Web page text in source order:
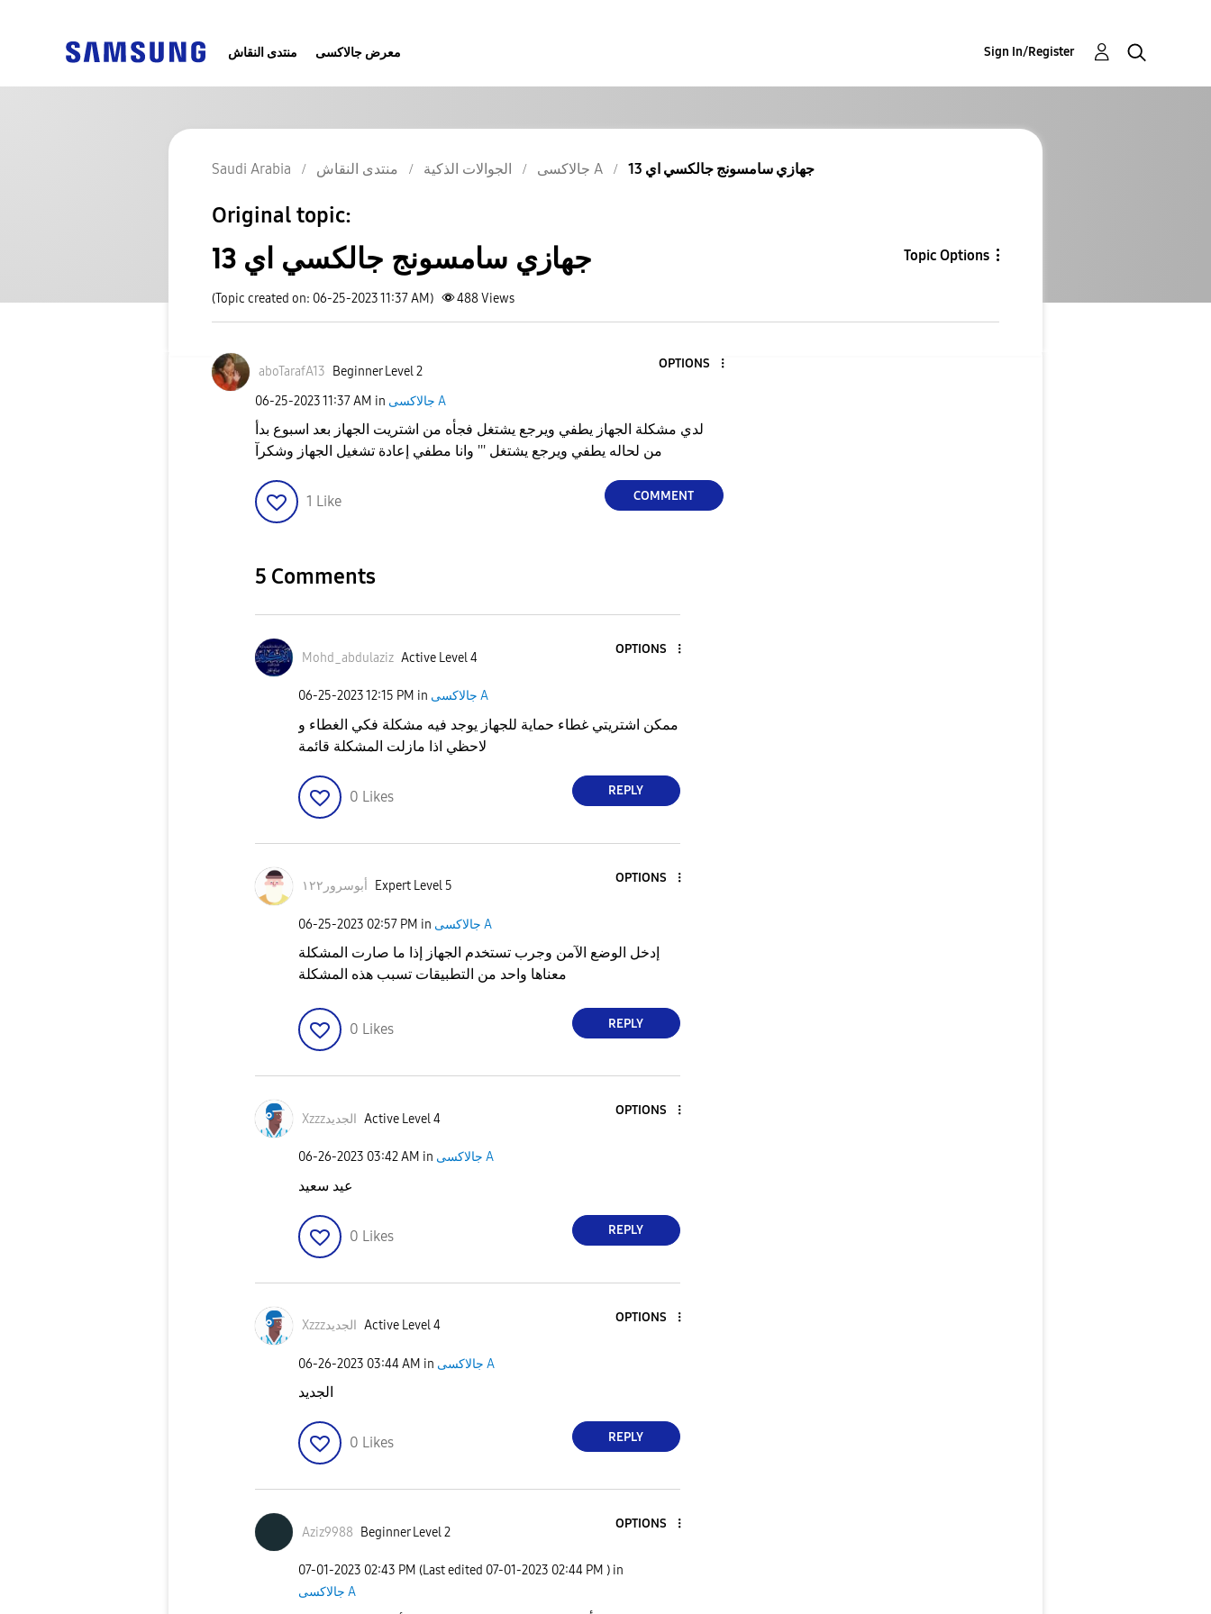
منتدى النقاش معرض جالاكسى Sign In/Register
Saudi Arabia منتدى النقاش الجوالات الذكية جالاكسى A جهازي سامسونج جالكسي اي 13
Original topic:
جهازي سامسونج جالكسي اي 13 Topic Options
(Topic created on: 06-25-2023 11:37 AM) 488Views
aboTarafA13 Beginner Level 2
OPTIONS
‎06-25-202311:37 AM in جالاكسى A
لدي مشكلة الجهاز يطفي ويرجع يشتغل فجأه من اشتريت الجهاز بعد اسبوع بدأ
1 Like COMMENT
5 Comments
Mohd_abdulaziz Active Level 4
OPTIONS
‎06-25-202312:15 PM in جالاكسى A
ممكن اشتريتي غطاء حماية للجهاز يوجد فيه مشكلة فكي الغطاء و
لاحظي اذا مازلت المشكلة قائمة
0 Likes REPLY
أبوسرور١٢٢ Expert Level 5
OPTIONS
‎06-25-2023 02:57 PM in جالاكسى A
إدخل الوضع الآمن وجرب تستخدم الجهاز إذا ما صارت المشكلة
0 Likes REPLY
Xzzzالجديد Active Level 4
OPTIONS
‎06-26-2023 03:42 AM in جالاكسى A
عيد سعيد
0 Likes REPLY
Xzzzالجديد Active Level 4
OPTIONS
‎06-26-2023 03:44 AM in جالاكسى A
الجديد
0 Likes REPLY
Aziz9988 Beginner Level 2
OPTIONS
‎07-01-2023 02:43 PM (Last edited ‎07-01-2023 02:44 PM ) in
جالاكسى A